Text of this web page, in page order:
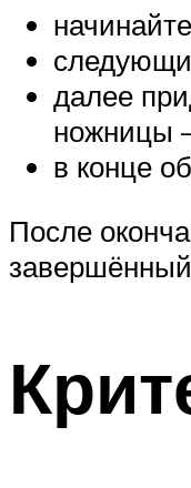
далее
ножницы
в конце
После